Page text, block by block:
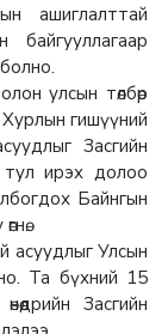
ашиглалттай
улсын төлбөр
гишүүний
Засгийн
тул ирэх долоо
Байнгын
асуудлыг Улсын
Та бүхний 15
Засгийн